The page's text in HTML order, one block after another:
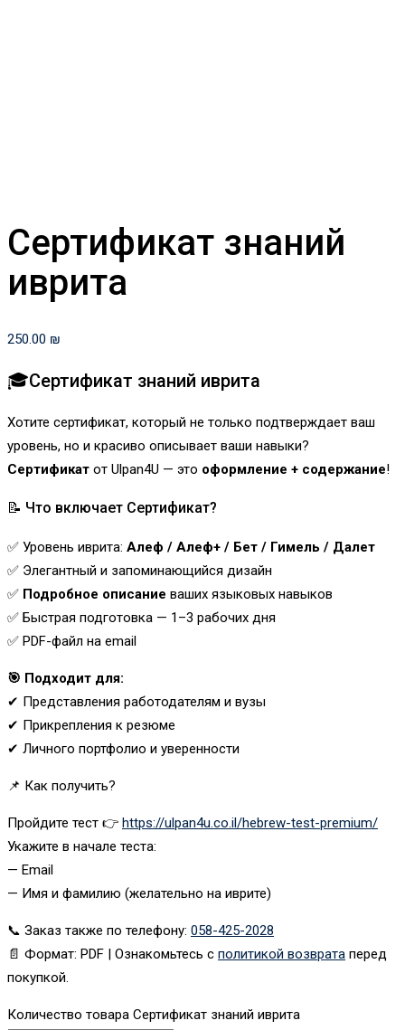
Сертификат знаний
иврита
250.00 ₪
🎓Сертификат знаний иврита
Хотите сертификат, который не только подтверждает ваш
уровень, но и красиво описывает ваши навыки?
Сертификат от Ulpan4U — это оформление + содержание!
📝 Что включает Сертификат?
✅ Уровень иврита: Алеф / Алеф+ / Бет / Гимель / Далет
✅ Элегантный и запоминающийся дизайн
✅ Подробное описание ваших языковых навыков
✅ Быстрая подготовка — 1–3 рабочих дня
✅ PDF-файл на email
🎯 Подходит для:
✔ Представления работодателям и вузы
✔ Прикрепления к резюме
✔ Личного портфолио и уверенности
📌 Как получить?
Пройдите тест 👉 https://ulpan4u.co.il/hebrew-test-premium/
Укажите в начале теста:
— Email
— Имя и фамилию (желательно на иврите)
📞 Заказ также по телефону: 058-425-2028
📄 Формат: PDF | Ознакомьтесь с политикой возврата перед
покупкой.
Количество товара Сертификат знаний иврита